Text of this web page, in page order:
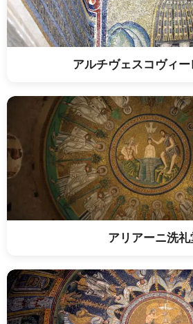
アルチヴェスコヴィ
アリアーニ洗礼